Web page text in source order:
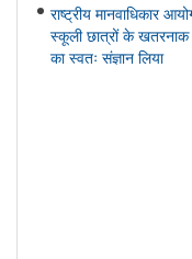
राष्ट्रीय मानवाधिकार
स्कूली छात्रों के खतरनाक
का स्वतः संज्ञान लिया